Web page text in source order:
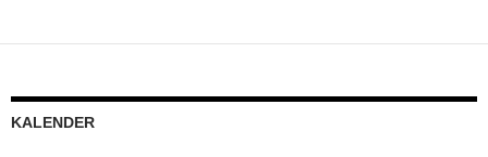
KALENDER